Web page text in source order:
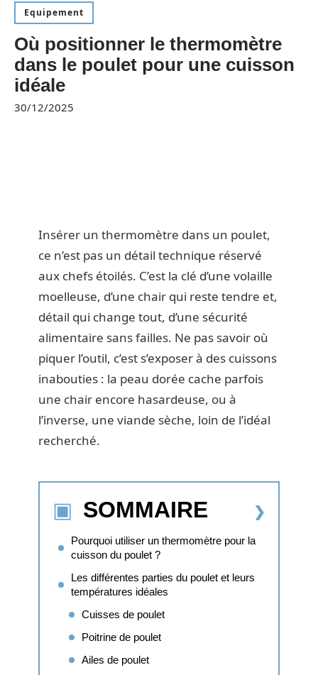
Equipement
Où positionner le thermomètre
dans le poulet pour une cuisson
idéale
30/12/2025
Insérer un thermomètre dans un poulet,
ce n’est pas un détail technique réservé
aux chefs étoilés. C’est la clé d’une volaille
moelleuse, d’une chair qui reste tendre et,
détail qui change tout, d’une sécurité
alimentaire sans failles. Ne pas savoir où
piquer l’outil, c’est s’exposer à des cuissons
inabouties : la peau dorée cache parfois
une chair encore hasardeuse, ou à
l’inverse, une viande sèche, loin de l’idéal
recherché.
SOMMAIRE
Pourquoi utiliser un thermomètre pour la
cuisson du poulet ?
Les différentes parties du poulet et leurs
températures idéales
Cuisses de poulet
Poitrine de poulet
Ailes de poulet